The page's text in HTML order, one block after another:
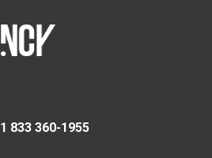
1 833 360-1955